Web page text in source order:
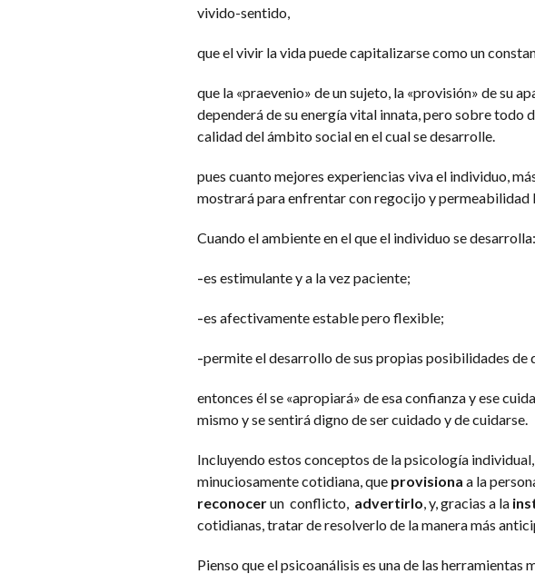
vivido-sentido,
que el vivir la vida puede capitalizarse como un
que la «praevenio» de un sujeto, la «provisión» de su
dependerá de su energía vital innata, pero sobre todo
calidad del ámbito social en el cual se desarrolle.
pues cuanto mejores experiencias viva el individuo,
mostrará para enfrentar con regocijo y permeabilidad
Cuando el ambiente en el que el individuo se desarrolla:
–es estimulante y a la vez paciente;
–es afectivamente estable pero flexible;
–permite el desarrollo de sus propias posibilidades
entonces él se «apropiará» de esa confianza y ese
mismo y se sentirá digno de ser cuidado y de cuidarse.
Incluyendo estos conceptos de la psicología
minuciosamente cotidiana, que provisiona a la
reconocerun conflicto, advertirlo, y, gracias a la
cotidianas, tratar de resolverlo de la manera más
Pienso que el psicoanálisis es una de las